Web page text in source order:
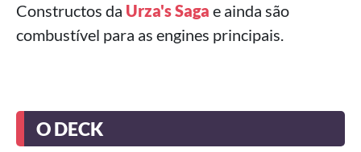
Constructos da Urza's Saga e ainda são
combustível para as engines principais.
O DECK